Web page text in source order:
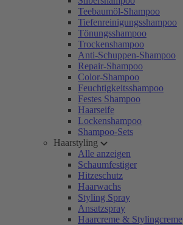
Teebaumöl-Shampoo
Tiefenreinigungsshampoo
Tönungsshampoo
Trockenshampoo
Anti-Schuppen-Shampoo
Repair-Shampoo
Color-Shampoo
Feuchtigkeitsshampoo
Festes Shampoo
Haarseife
Lockenshampoo
Shampoo-Sets
Haarstyling
Alle anzeigen
Schaumfestiger
Hitzeschutz
Haarwachs
Styling Spray
Ansatzspray
Haarcreme & Stylingcreme